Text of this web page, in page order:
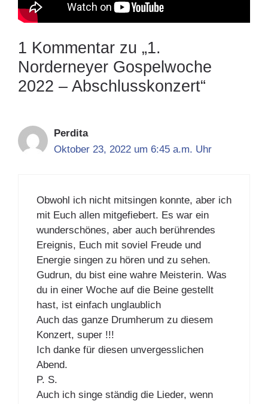
1 Kommentar zu „1.
Norderneyer Gospelwoche
2022 – Abschlusskonzert“
Perdita
Oktober 23, 2022 um 6:45 a.m. Uhr
Obwohl ich nicht mitsingen konnte, aber ich
mit Euch allen mitgefiebert. Es war ein
wunderschönes, aber auch berührendes
Ereignis, Euch mit soviel Freude und
Energie singen zu hören und zu sehen.
Gudrun, du bist eine wahre Meisterin. Was
du in einer Woche auf die Beine gestellt
hast, ist einfach unglaublich
Auch das ganze Drumherum zu diesem
Konzert, super !!!
Ich danke für diesen unvergesslichen
Abend.
P. S.
Auch ich singe ständig die Lieder, wenn